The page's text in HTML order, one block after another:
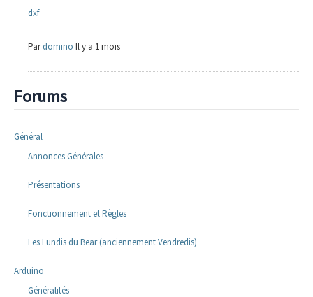
dxf
Pardomino Il y a 1 mois
Forums
Général
Annonces Générales
Présentations
Fonctionnement et Règles
Les Lundis du Bear (anciennement Vendredis)
Arduino
Généralités